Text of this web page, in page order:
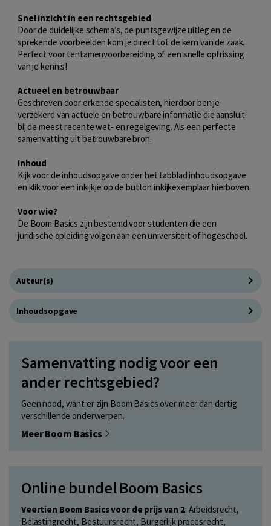
Snel inzicht in een rechtsgebied
Door de duidelijke schema’s, de puntsgewijze uitleg en de
sprekende voorbeelden kom je direct tot de kern van de zaak.
Perfect voor tentamenvoorbereiding of een snelle opfrissing
van je kennis!
Actueel en betrouwbaar
Geschreven door erkende specialisten, hierdoor ben je
verzekerd van actuele en betrouwbare informatie die aansluit
bij de meest recente wet- en regelgeving. Als een perfecte
samenvatting uit betrouwbare bron.
Inhoud
Kijk voor de inhoudsopgave onder het tabblad inhoudsopgave
en klik voor een inkijkje op de button inkijkexemplaar hierboven.
Voor wie?
De Boom Basics zijn bestemd voor studenten die een
juridische opleiding volgen aan een universiteit of hogeschool.
Auteur(s)
Inhoudsopgave
Samenvatting nodig voor een
ander rechtsgebied?
Geen nood, want er zijn Boom Basics over meer dan dertig
verschillende onderwerpen.
Meer Boom Basics
Online bundel Boom Basics
Veertien Boom Basics voor de prijs van 2: Arbeidsrecht,
Belastingrecht, Bestuursrecht, Burgerlijk procesrecht,